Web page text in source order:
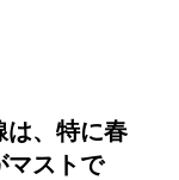
は、特に春
マストで